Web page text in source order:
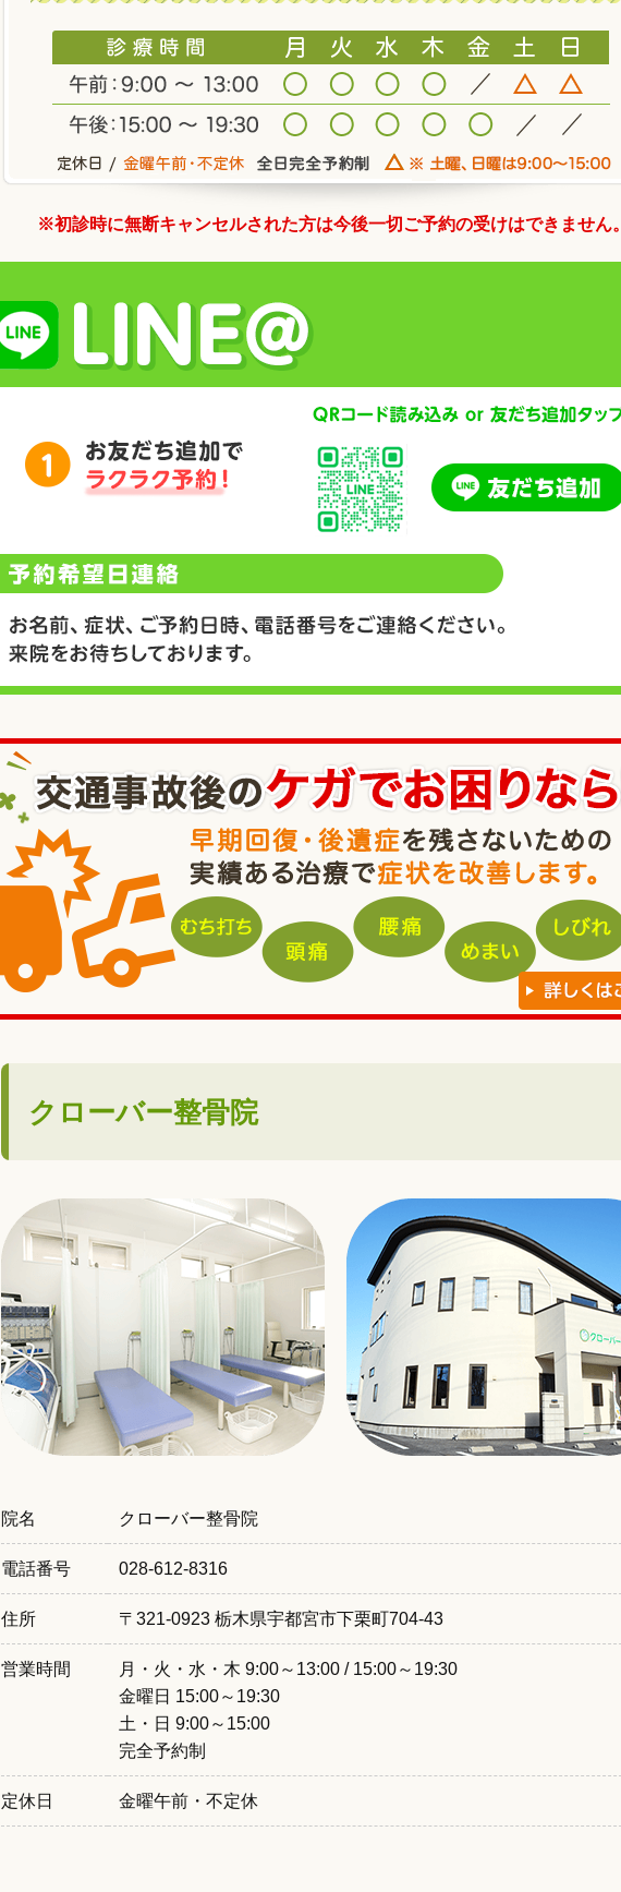
※初診時に無断キャンセルされた方は今後一切ご予約の受けはできません。
クローバー整骨院
院名 クローバー整骨院
電話番号 028-612-8316
住所 〒321-0923 栃木県宇都宮市下栗町704-43
営業時間
月・火・水・木 9:00～13:00 / 15:00～19:30
金曜日 15:00～19:30
土・日 9:00～15:00
完全予約制
定休日 金曜午前・不定休